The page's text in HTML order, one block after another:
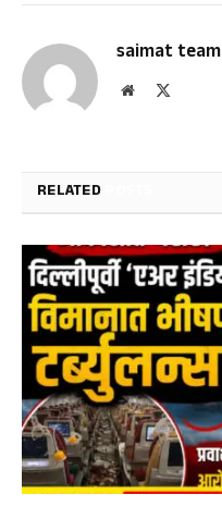
saimat team
Website
RELATED